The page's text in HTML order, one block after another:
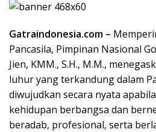
Gatraindonesia.com –
Pancasila, Pimpinan Nasional
Jien, KMM., S.H., M.M.,
luhur yang terkandung dalam
diwujudkan secara nyata
kehidupan berbangsa dan
beradab, profesional, serta